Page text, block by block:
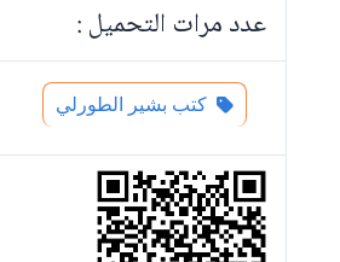
عدد مرات التحميل :
كتب بشير الطورلي